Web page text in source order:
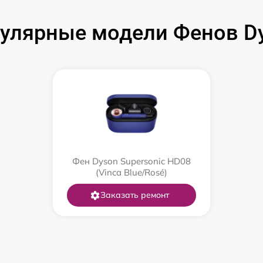
модели Фенов
Фен Dyson Supersonic HD08
(Vinca Blue/Rosé)
Заказать ремонт